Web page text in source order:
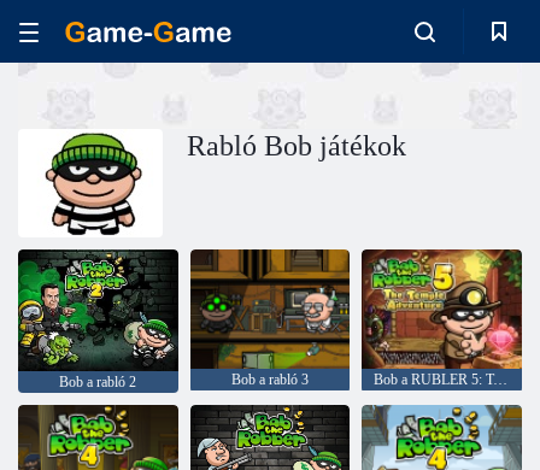
Rabló Bob játékok
Bob a rabló 2 Bob a rabló 3 Bob a RUBLER 5: Templom kalandja